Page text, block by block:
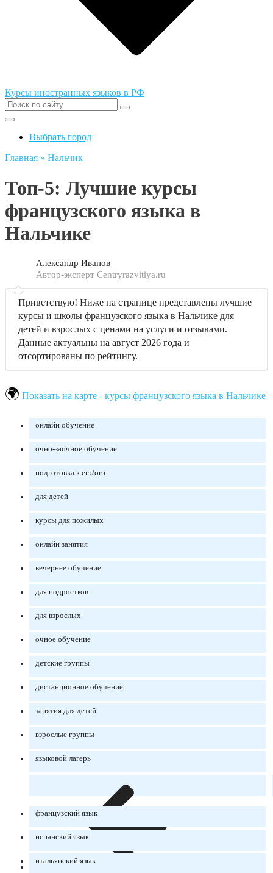
Курсы иностранных языков в РФ
Выбрать город
Главная » Нальчик
Топ-5: Лучшие курсы
французского языка в
Нальчике
Александр Иванов
Автор-эксперт Centryrazvitiya.ru
Приветствую! Ниже на странице представлены лучшие
курсы и школы французского языка в Нальчике для
детей и взрослых с ценами на услуги и отзывами.
Данные актуальны на август 2026 года и
отсортированы по рейтингу.
Показать на карте - курсы французского языка в Нальчике
онлайн обучение
очно-заочное обучение
подготовка к егэ/огэ
для детей
курсы для пожилых
онлайн занятия
вечернее обучение
для подростков
для взрослых
очное обучение
детские группы
дистанционное обучение
занятия для детей
взрослые группы
языковой лагерь
французский язык
испанский язык
итальянский язык